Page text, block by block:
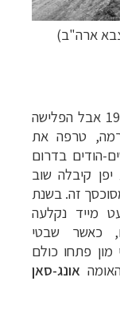
ארה"ב)
הפלישה
טרפה את
הודים בדרום
קיבלה שוב
זה. בשנת
מייד נקלעה
כאשר שבטי
מון פתחו כולם
אונג-סאן